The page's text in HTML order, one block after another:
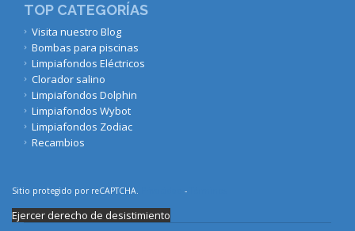
TOP CATEGORÍAS
Visita nuestro Blog
Bombas para piscinas
Limpiafondos Eléctricos
Clorador salino
Limpiafondos Dolphin
Limpiafondos Wybot
Limpiafondos Zodiac
Recambios
Sitio protegido por reCAPTCHA. -
Ejercer derecho de desistimiento